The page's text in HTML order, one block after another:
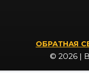
ОБРАТНАЯ
© 2026 |